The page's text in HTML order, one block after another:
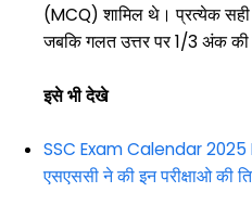
(MCQ) शामिल थे। प्रत्येक सही
जबकि गलत उत्तर पर 1/3 अंक की
इसे भी देखे
SSC Exam Calendar 2025
एसएससी ने की इन परीक्षाओ की